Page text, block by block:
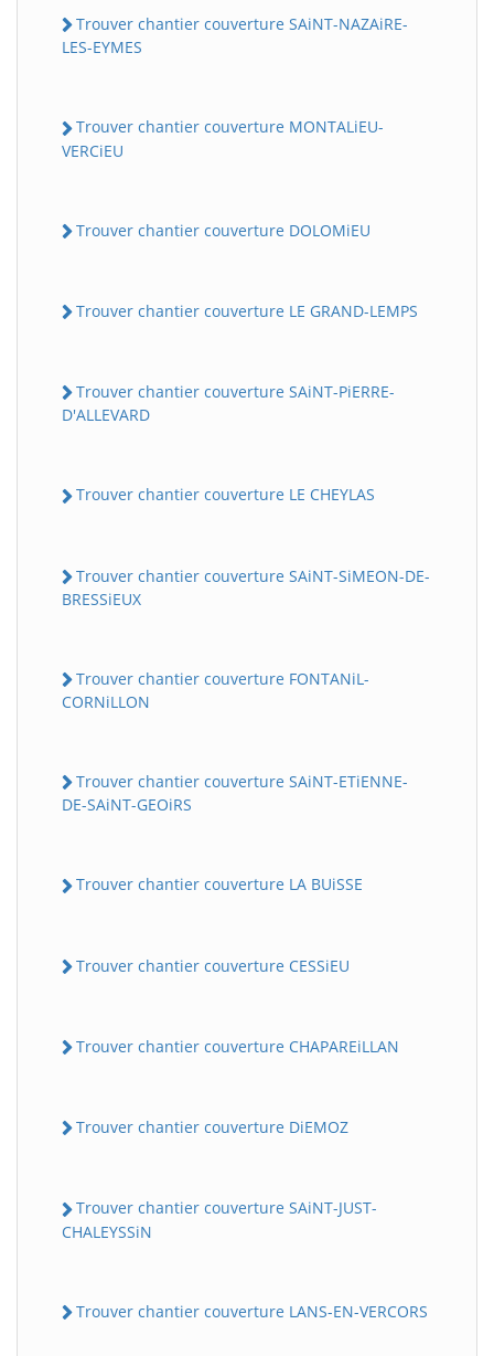
Trouver chantier couverture SAiNT-NAZAiRE-
LES-EYMES
Trouver chantier couverture MONTALiEU-
VERCiEU
Trouver chantier couverture DOLOMiEU
Trouver chantier couverture LE GRAND-LEMPS
Trouver chantier couverture SAiNT-PiERRE-
D'ALLEVARD
Trouver chantier couverture LE CHEYLAS
Trouver chantier couverture SAiNT-SiMEON-DE-
BRESSiEUX
Trouver chantier couverture FONTANiL-
CORNiLLON
Trouver chantier couverture SAiNT-ETiENNE-
DE-SAiNT-GEOiRS
Trouver chantier couverture LA BUiSSE
Trouver chantier couverture CESSiEU
Trouver chantier couverture CHAPAREiLLAN
Trouver chantier couverture DiEMOZ
Trouver chantier couverture SAiNT-JUST-
CHALEYSSiN
Trouver chantier couverture LANS-EN-VERCORS